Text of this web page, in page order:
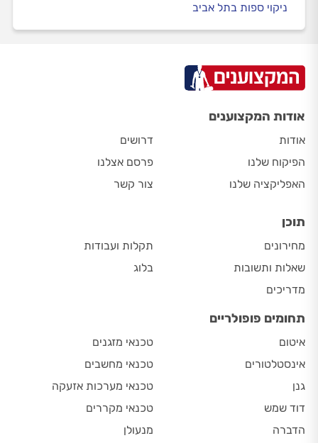
ניקוי ספות בתל אביב
אודות המקצוענים
אודות
הפיקוח שלנו
האפליקציה שלנו
דרושים
פרסם אצלנו
צור קשר
תוכן
מחירונים
שאלות ותשובות
מדריכים
תקלות ועבודות
בלוג
תחומים פופולריים
איטום
אינסטלטורים
גנן
דוד שמש
הדברה
טכנאי מזגנים
טכנאי מחשבים
טכנאי מערכות אזעקה
טכנאי מקררים
מנעולן